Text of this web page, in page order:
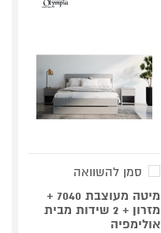
סמן להשוואה
מיטה מעוצבת 7040 +
מזרון + 2 שידות מבית
אולימפיה